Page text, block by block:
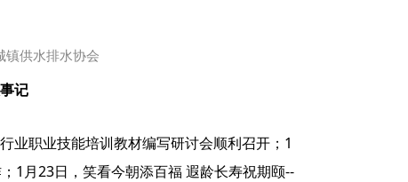
供水排水协会
记
业职业技能培训教材编写研讨会顺利召开；1
1月23日，笑看今朝添百福 遐龄长寿祝期颐--